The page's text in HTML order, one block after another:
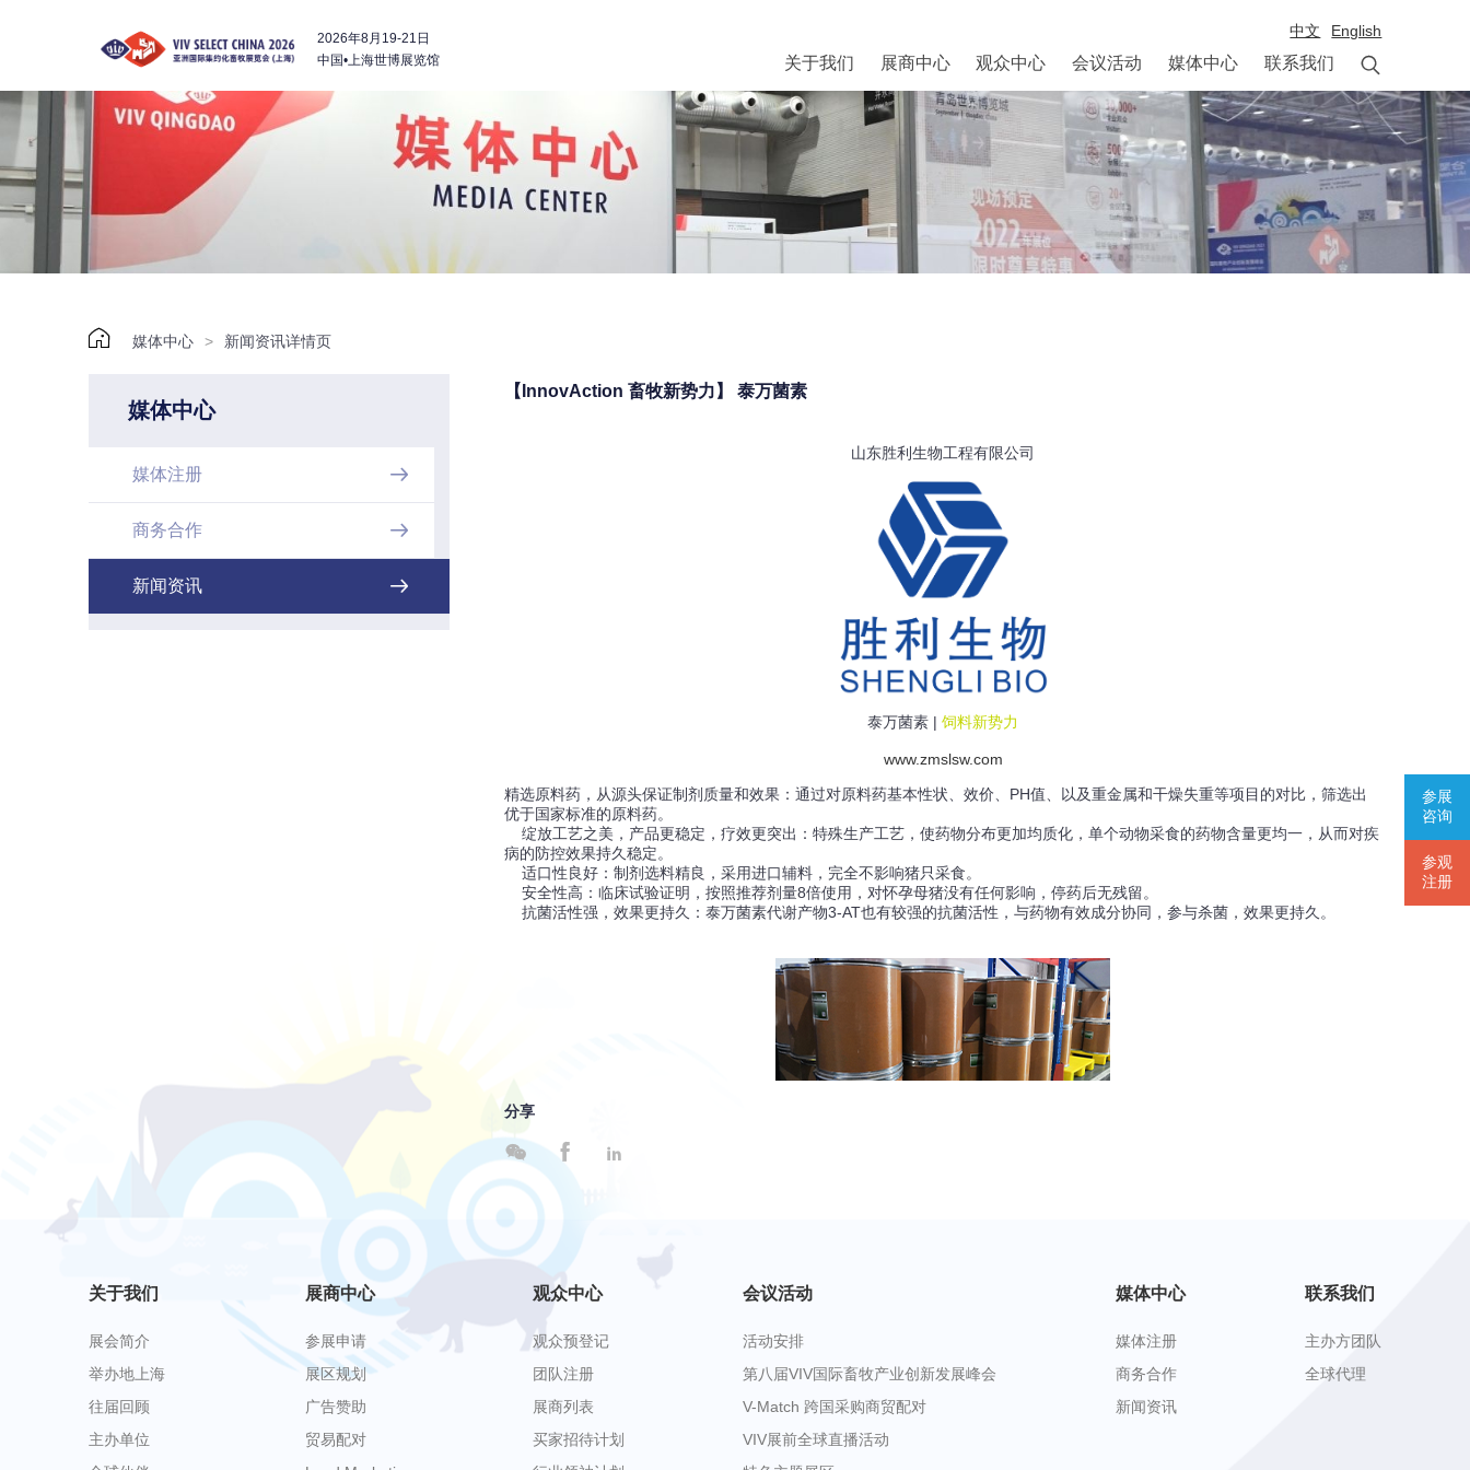
2026年8月19-21日
中国•上海世博展览馆
中文 English
关于我们 展商中心 观众中心 会议活动 媒体中心 联系我们 
参展
咨询
参观
注册
 媒体中心 > 新闻资讯详情页
媒体中心
媒体注册 
商务合作 
新闻资讯 
【InnovAction 畜牧新势力】 泰万菌素
山东胜利生物工程有限公司
泰万菌素 | 饲料新势力
www.zmslsw.com
精选原料药，从源头保证制剂质量和效果：通过对原料药基本性状、效价、PH值、以及重金属和干燥失重等项目的对比，筛选出
优于国家标准的原料药。
绽放工艺之美，产品更稳定，疗效更突出：特殊生产工艺，使药物分布更加均质化，单个动物采食的药物含量更均一，从而对疾
病的防控效果持久稳定。
适口性良好：制剂选料精良，采用进口辅料，完全不影响猪只采食。
安全性高：临床试验证明，按照推荐剂量8倍使用，对怀孕母猪没有任何影响，停药后无残留。
抗菌活性强，效果更持久：泰万菌素代谢产物3-AT也有较强的抗菌活性，与药物有效成分协同，参与杀菌，效果更持久。
分享
  
关于我们
展会简介
举办地上海
往届回顾
主办单位
展商中心
参展申请
展区规划
广告赞助
贸易配对
观众中心
观众预登记
团队注册
展商列表
买家招待计划
会议活动
活动安排
第八届VIV国际畜牧产业创新发展峰会
V-Match 跨国采购商贸配对
VIV展前全球直播活动
媒体中心
媒体注册
商务合作
新闻资讯
联系我们
主办方团队
全球代理